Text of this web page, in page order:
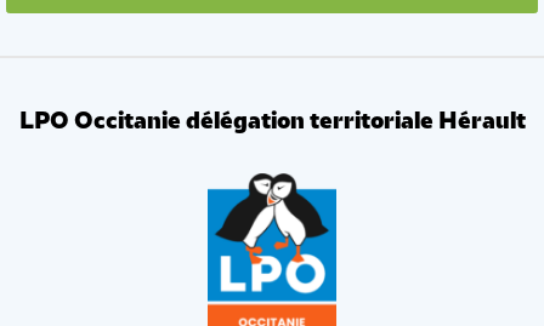
LPO Occitanie délégation territoriale Hérault